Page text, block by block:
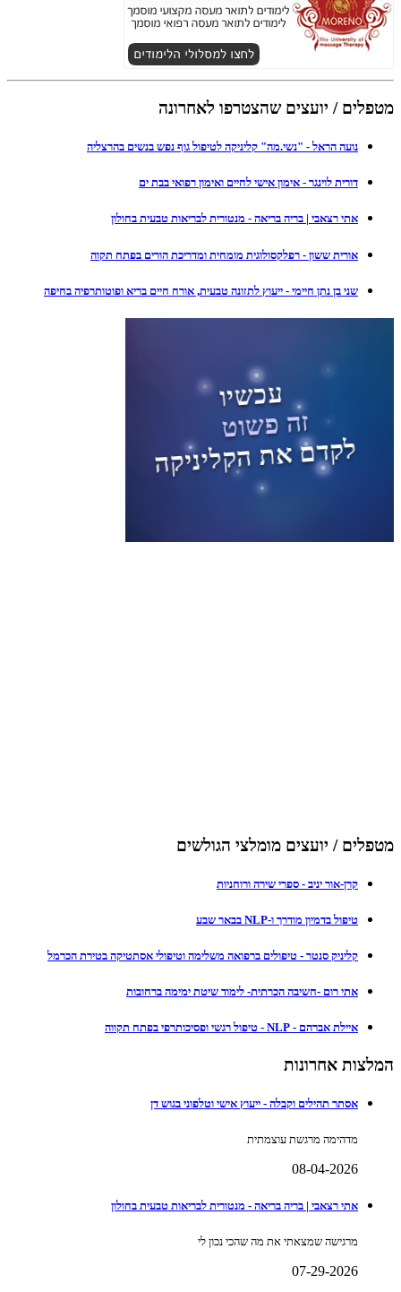
מטפלים / יועצים שהצטרפו לאחרונה
נועה הראל - "נשי.מה" קליניקה לטיפול גוף נפש בנשים בהרצליה
דורית לוינגר - אימון אישי לחיים ואימון רפואי בבת ים
אתי רצאבי | בריה בריאה - מנטורית לבריאות טבעית בחולון
אורית ששון - רפלקסולוגית מומחית ומדריכת הורים בפתח תקוה
שני בן נתן חיימי - ייעוץ לתזונה טבעית, אורח חיים בריא ופוטותרפיה בחיפה
מטפלים / יועצים מומלצי הגולשים
קרן-אור יניב - ספרי שירה ורוחניות
טיפול בדמיון מודרך ו-NLP בבאר שבע
קליניק סנטר - טיפולים ברפואה משלימה וטיפולי אסתטיקה בטירת הכרמל
אתי רום -חשיבה הכרתית- לימוד שיטת ימימה ברחובות
איילת אברהם - NLP - טיפול רגשי ופסיכותרפי בפתח תקווה
המלצות אחרונות
אסתר תהילים וקבלה - ייעוץ אישי וטלפוני בגוש דן
מדהימה מרגשת עוצמתית
08-04-2026
אתי רצאבי | בריה בריאה - מנטורית לבריאות טבעית בחולון
מרגישה שמצאתי את מה שהכי נכון לי
07-29-2026